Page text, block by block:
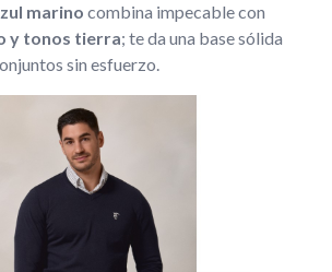
marino combina impecable con
y tonos tierra; te da una base sólida
sin esfuerzo.